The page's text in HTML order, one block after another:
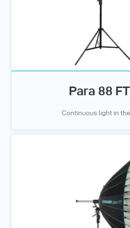
Para 88
Continuous light in